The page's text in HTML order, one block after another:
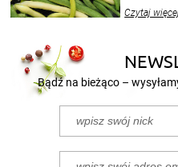
nasze
Czytaj
Bądź na bieżąco –